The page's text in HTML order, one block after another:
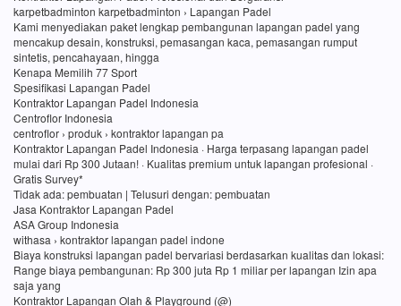
karpetbadminton karpetbadminton › Lapangan Padel
Kami menyediakan paket lengkap pembangunan lapangan padel yang
mencakup desain, konstruksi, pemasangan kaca, pemasangan rumput
sintetis, pencahayaan, hingga
Kenapa Memilih 77 Sport
Spesifikasi Lapangan Padel
Kontraktor Lapangan Padel Indonesia
Centroflor Indonesia
centroflor › produk › kontraktor lapangan pa
Kontraktor Lapangan Padel Indonesia · Harga terpasang lapangan padel
mulai dari Rp 300 Jutaan! · Kualitas premium untuk lapangan profesional ·
Gratis Survey*
Tidak ada: pembuatan ‎| Telusuri dengan: pembuatan
Jasa Kontraktor Lapangan Padel
ASA Group Indonesia
withasa › kontraktor lapangan padel indone
Biaya konstruksi lapangan padel bervariasi berdasarkan kualitas dan lokasi:
Range biaya pembangunan: Rp 300 juta Rp 1 miliar per lapangan Izin apa
saja yang
Kontraktor Lapangan Olah & Playground (@)